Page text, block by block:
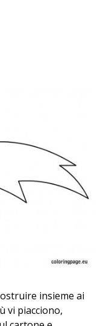
insieme ai
vi piacciono,